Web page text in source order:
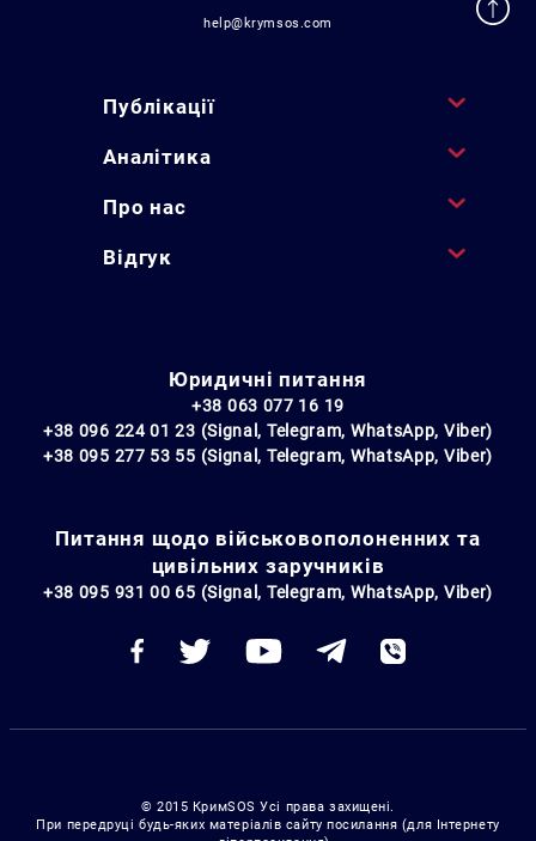
help@krymsos.com
Публікації
Аналітика
Про нас
Відгук
Юридичні питання
+38 063 077 16 19
+38 096 224 01 23 (Signal, Telegram, WhatsApp, Viber)
+38 095 277 53 55 (Signal, Telegram, WhatsApp, Viber)
Питання щодо військовополоненних та
цивільних заручників
+38 095 931 00 65 (Signal, Telegram, WhatsApp, Viber)
© 2015 КримSOS Усі права захищені.
При передруці будь-яких матеріалів сайту посилання (для Інтернету